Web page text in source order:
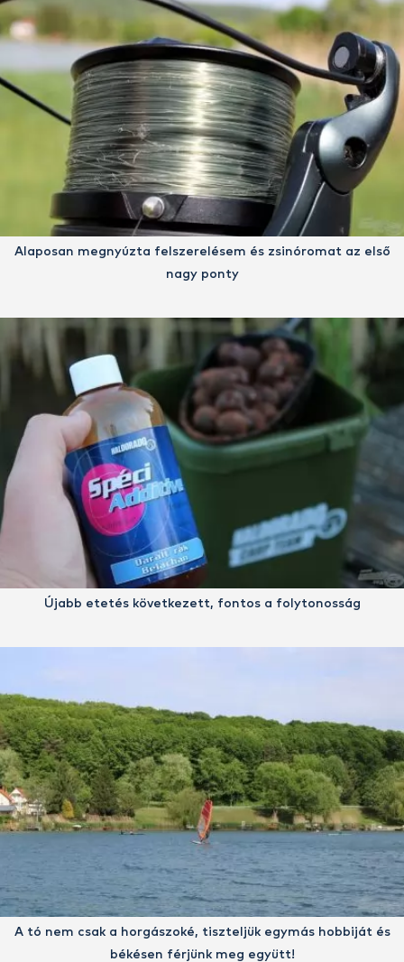
Alaposan megnyúzta felszerelésem és zsinóromat az első
nagy ponty
Újabb etetés következett, fontos a folytonosság
A tó nem csak a horgászoké, tiszteljük egymás hobbiját és
békésen férjünk meg együtt!